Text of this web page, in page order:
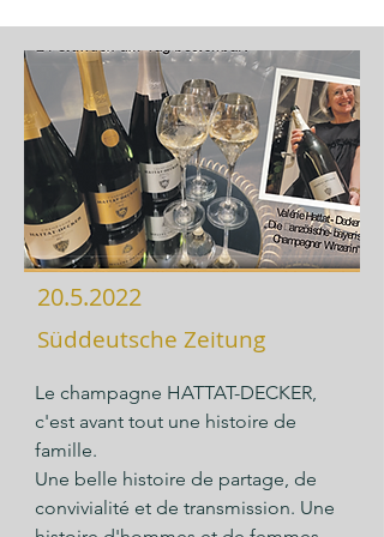
20.5.2022
Süddeutsche Zeitung
Le champagne HATTAT-DECKER,
c'est avant tout une histoire de
famille.
Une belle histoire de partage, de
convivialité et de transmission. Une